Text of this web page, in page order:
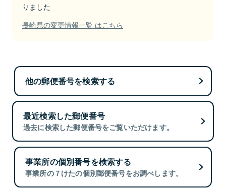
りました
長崎県の変更情報一覧 はこちら
他の郵便番号を検索する
最近検索した郵便番号
過去に検索した郵便番号をご覧いただけます。
事業所の個別番号を検索する
事業所の７けたの個別郵便番号をお調べします。